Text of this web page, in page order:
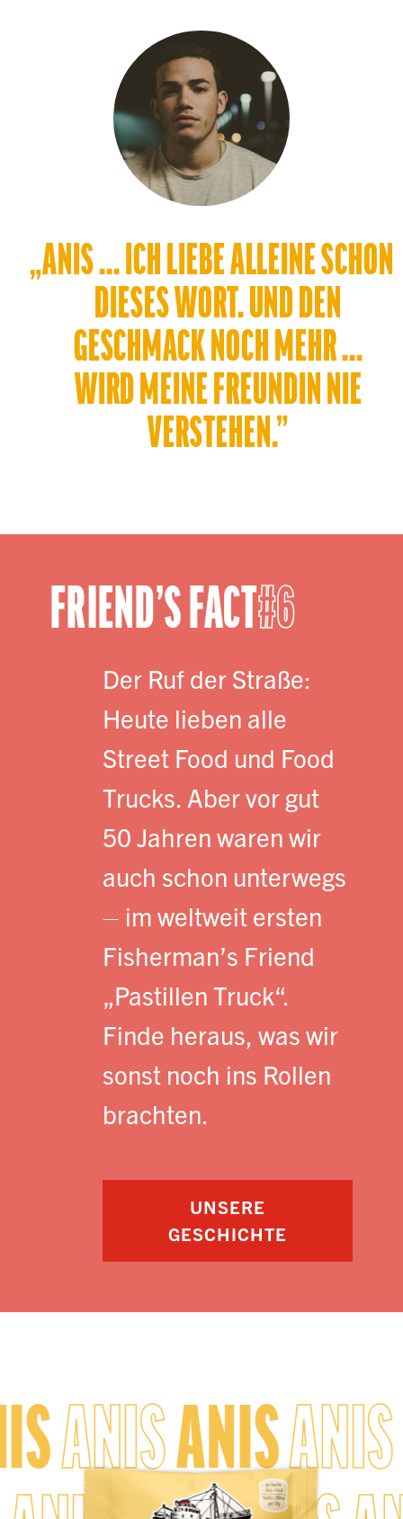
„ANIS ... ICH LIEBE ALLEINE SCHON
DIESES WORT. UND DEN
GESCHMACK NOCH MEHR ...
WIRD MEINE FREUNDIN NIE
VERSTEHEN.”
FRIEND’S FACT 6
Der Ruf der Straße:
Heute lieben alle
Street Food und Food
Trucks. Aber vor gut
50 Jahren waren wir
auch schon unterwegs
– im weltweit ersten
Fisherman’s Friend
„Pastillen Truck“.
Finde heraus, was wir
sonst noch ins Rollen
brachten.
UNSERE
GESCHICHTE
ANISANISANIS